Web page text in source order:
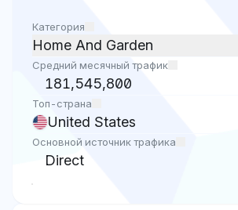
Категория
Home And Garden
Средний месячный трафик
181,545,800
Топ-страна
United States
Основной источник трафика
Direct